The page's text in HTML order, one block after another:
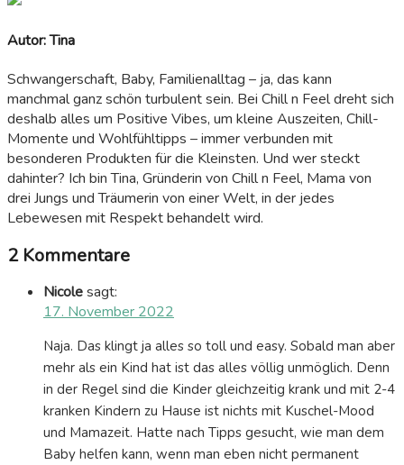
Autor: Tina
Schwangerschaft, Baby, Familienalltag – ja, das kann
manchmal ganz schön turbulent sein. Bei Chill n Feel dreht sich
deshalb alles um Positive Vibes, um kleine Auszeiten, Chill-
Momente und Wohlfühltipps – immer verbunden mit
besonderen Produkten für die Kleinsten. Und wer steckt
dahinter? Ich bin Tina, Gründerin von Chill n Feel, Mama von
drei Jungs und Träumerin von einer Welt, in der jedes
Lebewesen mit Respekt behandelt wird.
2 Kommentare
Nicolesagt:
17. November 2022
Naja. Das klingt ja alles so toll und easy. Sobald man aber
mehr als ein Kind hat ist das alles völlig unmöglich. Denn
in der Regel sind die Kinder gleichzeitig krank und mit 2-4
kranken Kindern zu Hause ist nichts mit Kuschel-Mood
und Mamazeit. Hatte nach Tipps gesucht, wie man dem
Baby helfen kann, wenn man eben nicht permanent